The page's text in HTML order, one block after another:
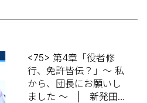
<75> 第4章「役者修
行、免許皆伝？」～ 私
から、団長にお願いし
ました ～ | 新発田出